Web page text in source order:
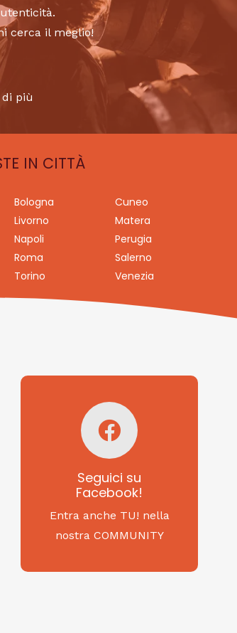
cerca il meglio!
più
IN CITTÀ
Bologna
Cuneo
Livorno
Matera
Napoli
Perugia
Roma
Salerno
Torino Venezia
Seguici su
Facebook!
Entra anche TU! nella
nostra COMMUNITY
Seguici su
Facebook!
SAGRITALY
Feste, cibi e tradizioni
da Nord a Sud...